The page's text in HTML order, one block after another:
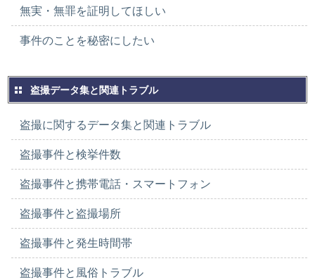
無実・無罪を証明してほしい
事件のことを秘密にしたい
盗撮データ集と関連トラブル
盗撮に関するデータ集と関連トラブル
盗撮事件と検挙件数
盗撮事件と携帯電話・スマートフォン
盗撮事件と盗撮場所
盗撮事件と発生時間帯
盗撮事件と風俗トラブル